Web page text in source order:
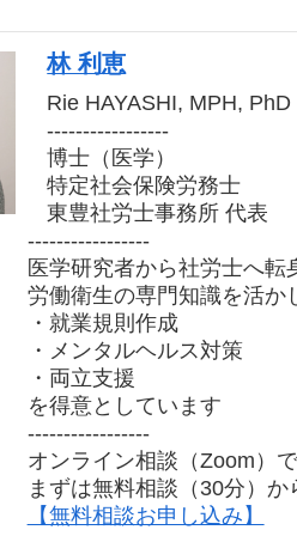
林 利恵
Rie HAYASHI, MPH, PhD
-----------------
博士（医学）
特定社会保険労務士
東豊社労士事務所 代表
-----------------
医学研究者から社労士へ転
労働衛生の専門知識を活か
・就業規則作成
・メンタルヘルス対策
・両立支援
を得意としています
-----------------
オンライン相談（Zoom）
まずは無料相談（30分）か
【無料相談お申し込み】